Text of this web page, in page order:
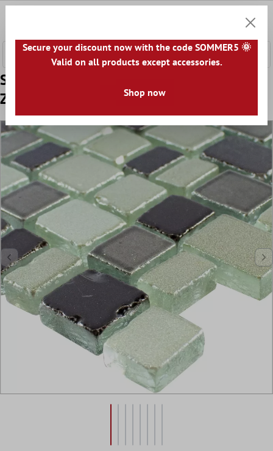
Sample Glas Mozaïektegel Economy Grijs
Zilver
Secure your discount now with the code SOMMER5 🌞
Valid on all products except accessories.
Shop now